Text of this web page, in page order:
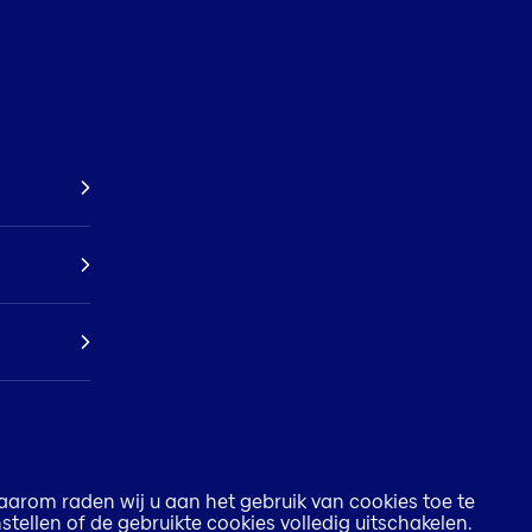
raden wij u aan het gebruik van cookies toe te
of de gebruikte cookies volledig uitschakelen.